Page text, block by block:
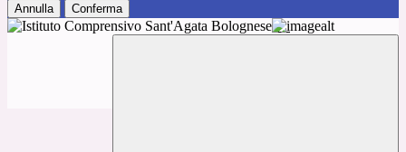
Annulla Conferma